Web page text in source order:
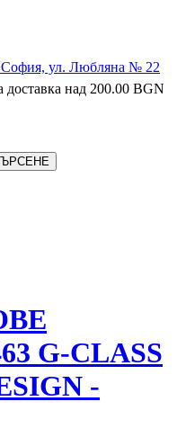
София, ул. Любляна № 22
доставка над 200.00 BGN
G-CLASS
-